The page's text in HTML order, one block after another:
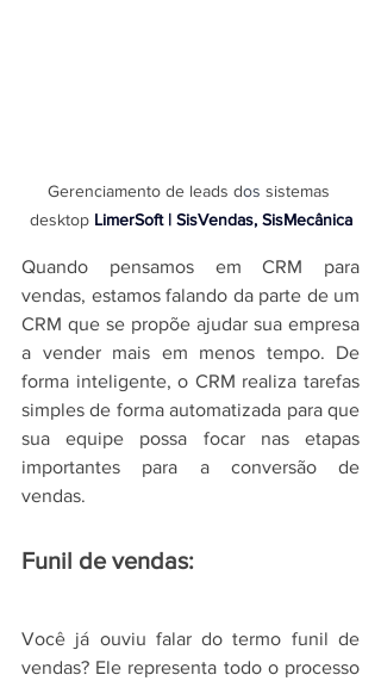
Gerenciamento de leads dos sistemas
desktop LimerSoft | SisVendas, SisMecânica
Quando pensamos em CRM para
vendas, estamos falando da parte de um
CRM que se propõe ajudar sua empresa
a vender mais em menos tempo. De
forma inteligente, o CRM realiza tarefas
simples de forma automatizada para que
sua equipe possa focar nas etapas
importantes para a conversão de
vendas.
Funil de vendas:
Você já ouviu falar do termo funil de
vendas? Ele representa todo o processo